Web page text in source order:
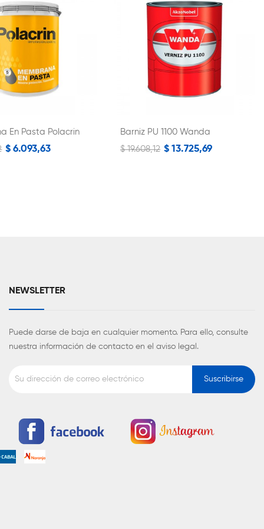
En Pasta Polacrin
$ 6.093,63
Barniz PU 1100 Wanda
$ 19.608,12 $ 13.725,69
NEWSLETTER
Puede darse de baja en cualquier momento. Para ello, consulte
nuestra información de contacto en el aviso legal.